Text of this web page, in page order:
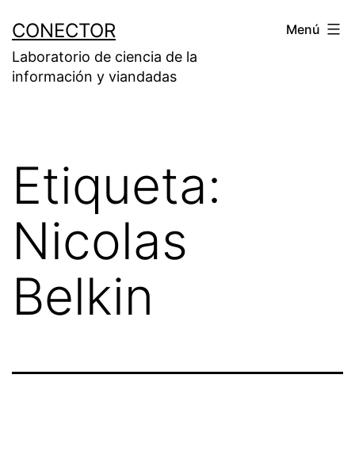
contenido
CONECTOR
Laboratorio de ciencia de la
información y viandadas
Menú
Etiqueta:
Nicolas
Belkin